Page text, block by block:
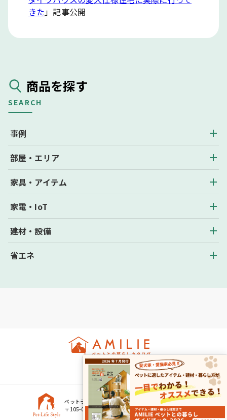
きた」記事公開
商品を探す
SEARCH
事例
部屋・エリア
家具・アイテム
家電・IoT
建材・設備
省エネ
商品一覧
ペットライフスタイル株式会社
〒105-0004 東京都港区新橋2-16-1 ニュー新橋ビル518